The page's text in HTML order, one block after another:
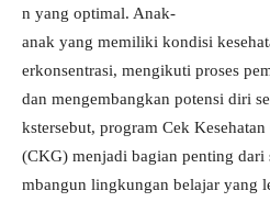
n yang optimal. Anak-
anak yang memiliki kondisi
erkonsentrasi, mengikuti proses
dan mengembangkan potensi diri
kstersebut, program Cek Kesehatan
(CKG) menjadi bagian penting dari
mbangun lingkungan belajar yang